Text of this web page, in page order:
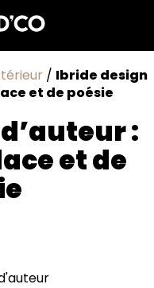
/ Ibride design
et de poésie
:
et de